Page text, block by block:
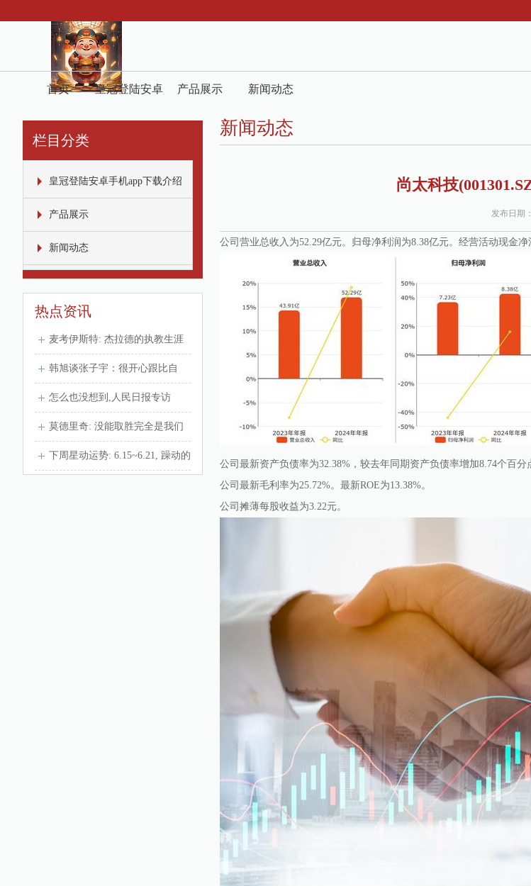
首页 皇冠登陆安卓
手机app下载
产品展示 新闻动态
栏目分类
皇冠登陆安卓手机app下载介绍
产品展示
新闻动态
热点资讯
麦考伊斯特: 杰拉德的执教生涯
韩旭谈张子宇：很开心跟比自
怎么也没想到,人民日报专访
莫德里奇: 没能取胜完全是我们
下周星动运势: 6.15~6.21, 躁动的
新闻动态
尚太科技
发布日期
公司营业总收入为52.29亿元。归母净利润为8.38亿元。经营活动现金净
公司最新资产负债率为32.38%，较去年同期资产负债率增加8.74个百分
公司最新毛利率为25.72%。最新ROE为13.38%。
公司摊薄每股收益为3.22元。